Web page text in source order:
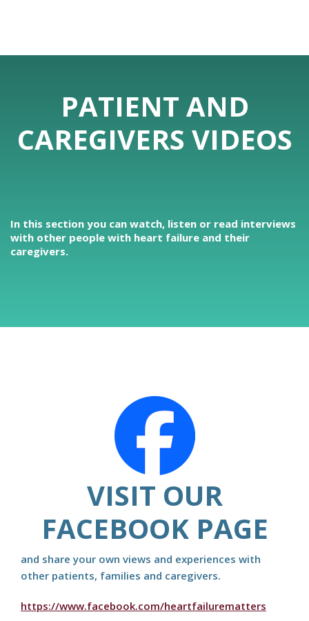
PATIENT AND
CAREGIVERS VIDEOS
In this section you can watch, listen or read interviews
with other people with heart failure and their
caregivers.
VISIT OUR
FACEBOOK PAGE
and share your own views and experiences with
other patients, families and caregivers.
https://www.facebook.com/heartfailurematters